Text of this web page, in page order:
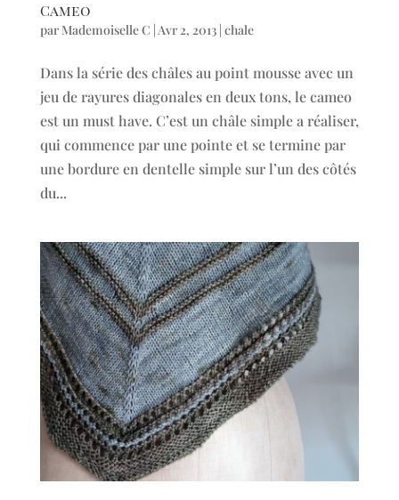
Cameo
par Mademoiselle C Avr 2, 2013| chale
Dans la série des châles au point mousse avec un
jeu de rayures diagonales en deux tons, le cameo
est un must have. C’est un châle simple a réaliser,
qui commence par une pointe et se termine par
une bordure en dentelle simple sur l’un des côtés
du...